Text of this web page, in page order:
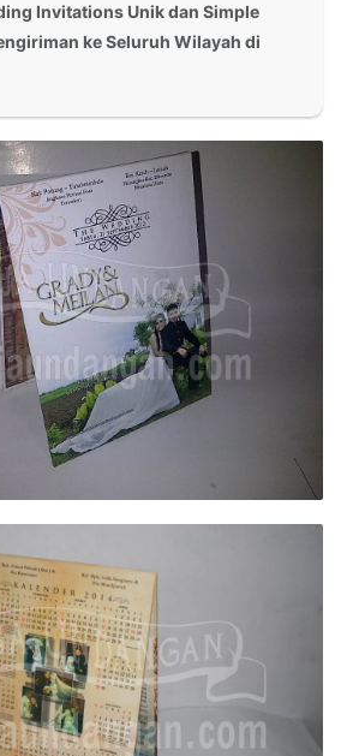
Invitations Unik dan Simple
ke Seluruh Wilayah di